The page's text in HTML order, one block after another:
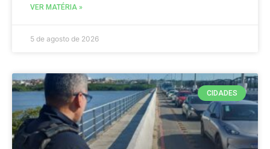
VER MATÉRIA »
5 de agosto de 2026
CIDADES